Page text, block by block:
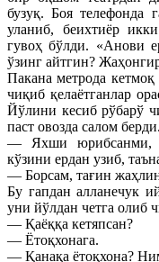
бузуқ. Боя телефонда
уланиб, беихтиёр
гувоҳ бўлди. «Анови
ўзинг айтгин?
Пакана метрода кетмоқ
чиқиб қелаётганлар
Йўлини кесиб рўбарў
паст овозда салом берди.
— Яхши юрибсанми,
кўзини ердан узиб,
— Борсам, тағин
Бу гапдан алланечук
уни йўлдан четга олиб
— Қаёққа кетяпсан?
— Ётоқхонага.
— Қанақа ётоқхона?